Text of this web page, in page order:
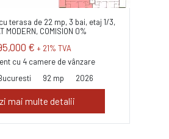
terasa de 22 mp, 3 bai, etaj 1/3,
MODERN, COMISION 0%
€ + 21% TVA
cu 4 camere de vânzare
92 mp 2026
mai multe detalii